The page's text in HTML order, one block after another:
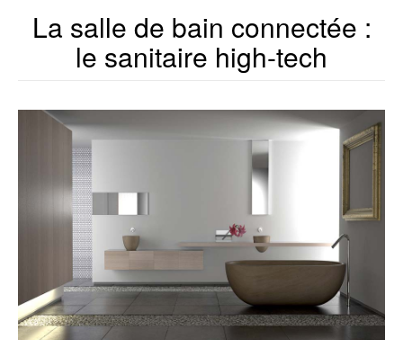
La salle de bain connectée :
le sanitaire high-tech